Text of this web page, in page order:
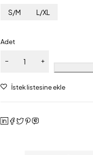
S/M L/XL
Adet